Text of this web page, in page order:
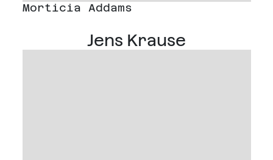
Morticia Addams
Jens Krause